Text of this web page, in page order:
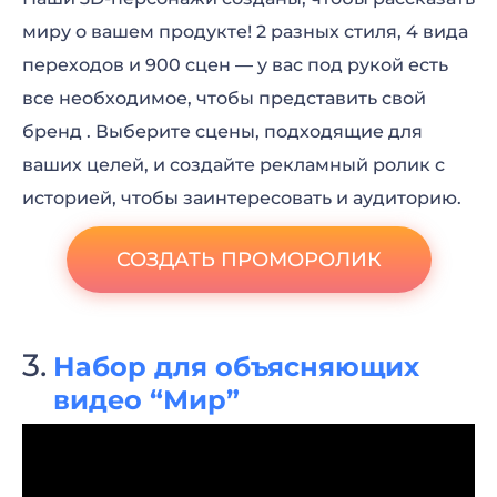
миру о вашем продукте! 2 разных стиля, 4 вида
переходов и 900 сцен — у вас под рукой есть
все необходимое, чтобы представить свой
бренд . Выберите сцены, подходящие для
ваших целей, и создайте рекламный ролик с
историей, чтобы заинтересовать и аудиторию.
СОЗДАТЬ ПРОМОРОЛИК
Набор для объясняющих
видео “Мир”